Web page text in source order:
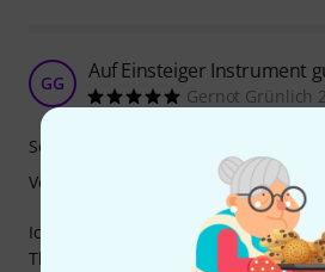
GG Auf Einsteiger Instrument
Gernot Grünlich
Ich spiele die Saiten auf einer Oktav
Thomann, Made in Rumänien. Sie
Sound
Verarbeitung